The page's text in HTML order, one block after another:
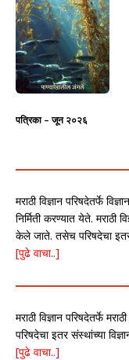
पत्रिका – जून २०२६
मराठी विज्ञान परिषदेतर्फे
निर्मिती करण्यात येते. मराठी
केले जाते. तसेच परिषदेचा
[पुढे वाचा..]
मराठी विज्ञान परिषदेतर्फे
परिषदेचा इतर संस्थांच्या
[पुढे वाचा..]